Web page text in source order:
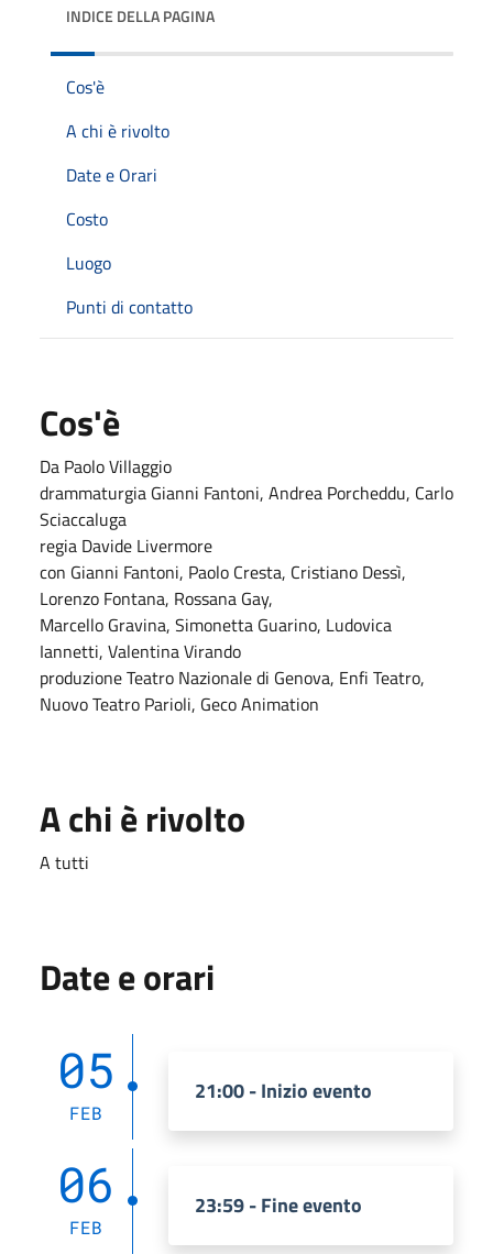
INDICE DELLA PAGINA
Cos'è
A chi è rivolto
Date e Orari
Costo
Luogo
Punti di contatto
Cos'è
Da Paolo Villaggio
drammaturgia Gianni Fantoni, Andrea Porcheddu, Carlo
Sciaccaluga
regia Davide Livermore
con Gianni Fantoni, Paolo Cresta, Cristiano Dessì,
Lorenzo Fontana, Rossana Gay,
Marcello Gravina, Simonetta Guarino, Ludovica
Iannetti, Valentina Virando
produzione Teatro Nazionale di Genova, Enfi Teatro,
Nuovo Teatro Parioli, Geco Animation
A chi è rivolto
A tutti
Date e orari
05
FEB
21:00 - Inizio evento
06
FEB
23:59 - Fine evento